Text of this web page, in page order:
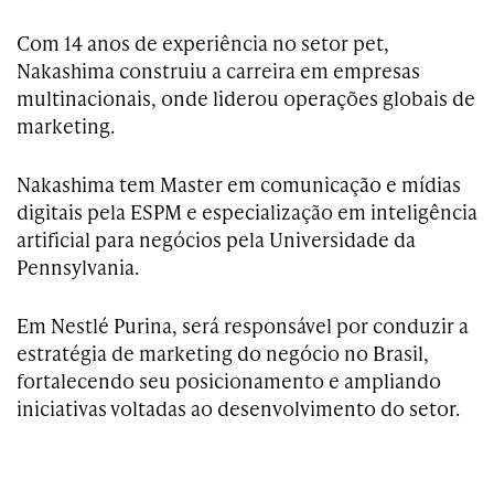
Com 14 anos de experiência no setor pet,
Nakashima construiu a carreira em empresas
multinacionais, onde liderou operações globais de
marketing.
Nakashima tem Master em comunicação e mídias
digitais pela ESPM e especialização em inteligência
artificial para negócios pela Universidade da
Pennsylvania.
Em Nestlé Purina, será responsável por conduzir a
estratégia de marketing do negócio no Brasil,
fortalecendo seu posicionamento e ampliando
iniciativas voltadas ao desenvolvimento do setor.